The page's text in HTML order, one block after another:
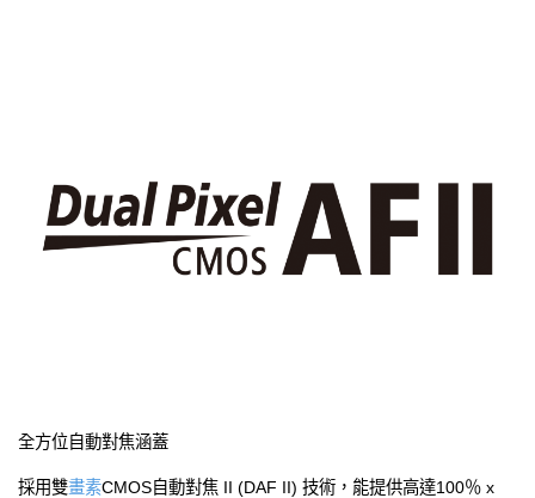
全方位自動對焦涵蓋
採用雙畫素CMOS自動對焦 II (DAF II) 技術，能提供高達100％ x